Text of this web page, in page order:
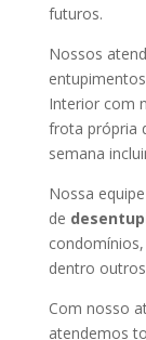
futuros.
Nossos
Interior com
frota própria
semana
Nossa
de
dentro
Com nosso
atendemos